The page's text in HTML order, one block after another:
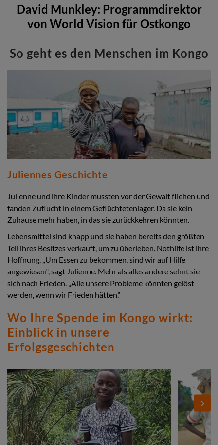
David Munkley: Programmdirektor
von World Vision für Ostkongo
So geht es den Menschen im Kongo
Juliennes Geschichte
Julienne und ihre Kinder mussten vor der Gewalt fliehen und
fanden Zuflucht in einem Geflüchtetenlager. Da sie kein
Zuhause mehr haben, in das sie zurückkehren könnten.
Lebensmittel sind knapp und sie haben bereits den größten
Teil ihres Besitzes verkauft, um zu überleben. Nothilfe ist ihre
Hoffnung. „Um Essen zu bekommen, sind wir auf Hilfe
angewiesen“, sagt Julienne. Mehr als alles andere sehnt sie
sich nach Frieden. „Alle unsere Probleme könnten gelöst
werden, wenn wir Frieden hätten.“
Wo Ihre Spende im Kongo wirkt:
Einblick in unsere
Erfolgsgeschichten
Stories
Add
Image
Image
Next